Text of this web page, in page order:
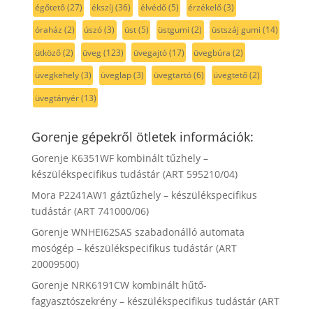
égőtető(27) ékszíj (36) élvédő(5) érzékelő(3)
óraház (2) úszó(3) üst(5) üstgumi (2) üstszáj gumi (14)
ütköző(2) üveg(123) üvegajtó(17) üvegbúra (2)
üvegkehely(3) üveglap(3) üvegtartó(6) üvegtető(2)
üvegtányér(13)
Gorenje gépekről ötletek információk:
Gorenje K6351WF kombinált tűzhely –
készülékspecifikus tudástár (ART 595210/04)
Mora P2241AW1 gáztűzhely – készülékspecifikus
tudástár (ART 741000/06)
Gorenje WNHEI62SAS szabadonálló automata
mosógép – készülékspecifikus tudástár (ART
20009500)
Gorenje NRK6191CW kombinált hűtő-
fagyasztószekrény – készülékspecifikus tudástár (ART